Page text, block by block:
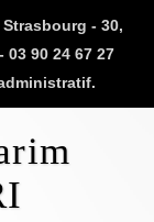
- 30,
90 24 67 27